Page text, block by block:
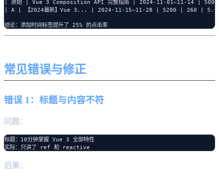
| 原始 | Vue 3 Composition API 完整指南 | 2024-11-01~11-14 |
| A | 【2024最新】Vue 3... | 2024-11-15~11-28 | 5200 | 260 |
常见错误与修正
错误 1：标题与内容不符
问题：
标题：10分钟掌握 Vue 3 全部特性
后果：